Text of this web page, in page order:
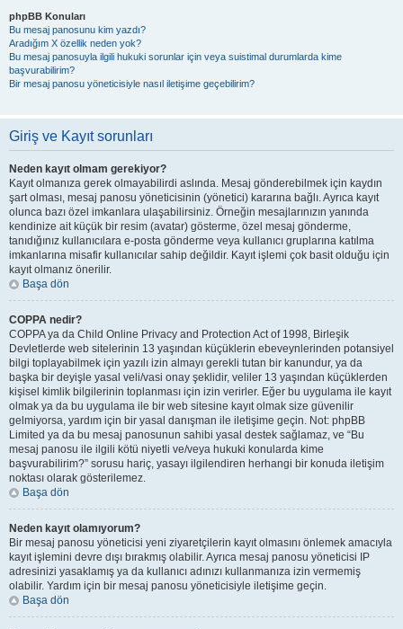
phpBB Konuları
Bu mesaj panosunu kim yazdı?
Aradığım X özellik neden yok?
Bu mesaj panosuyla ilgili hukuki sorunlar için veya suistimal durumlarda kime
başvurabilirim?
Bir mesaj panosu yöneticisiyle nasıl iletişime geçebilirim?
Giriş ve Kayıt sorunları
Neden kayıt olmam gerekiyor?
Kayıt olmanıza gerek olmayabilirdi aslında. Mesaj gönderebilmek için kaydın
şart olması, mesaj panosu yöneticisinin (yönetici) kararına bağlı. Ayrıca kayıt
olunca bazı özel imkanlara ulaşabilirsiniz. Örneğin mesajlarınızın yanında
kendinize ait küçük bir resim (avatar) gösterme, özel mesaj gönderme,
tanıdığınız kullanıcılara e-posta gönderme veya kullanıcı gruplarına katılma
imkanlarına misafir kullanıcılar sahip değildir. Kayıt işlemi çok basit olduğu için
kayıt olmanız önerilir.
Başa dön
COPPA nedir?
COPPA ya da Child Online Privacy and Protection Act of 1998, Birleşik
Devletlerde web sitelerinin 13 yaşından küçüklerin ebeveynlerinden potansiyel
bilgi toplayabilmek için yazılı izin almayı gerekli tutan bir kanundur, ya da
başka bir deyişle yasal veli/vasi onay şeklidir, veliler 13 yaşından küçüklerden
kişisel kimlik bilgilerinin toplanması için izin verirler. Eğer bu uygulama ile kayıt
olmak ya da bu uygulama ile bir web sitesine kayıt olmak size güvenilir
gelmiyorsa, yardım için bir yasal danışman ile iletişime geçin. Not: phpBB
Limited ya da bu mesaj panosunun sahibi yasal destek sağlamaz, ve “Bu
mesaj panosu ile ilgili kötü niyetli ve/veya hukuki konularda kime
başvurabilirim?” sorusu hariç, yasayı ilgilendiren herhangi bir konuda iletişim
noktası olarak gösterilemez.
Başa dön
Neden kayıt olamıyorum?
Bir mesaj panosu yöneticisi yeni ziyaretçilerin kayıt olmasını önlemek amacıyla
kayıt işlemini devre dışı bırakmış olabilir. Ayrıca mesaj panosu yöneticisi IP
adresinizi yasaklamış ya da kullanıcı adınızı kullanmanıza izin vermemiş
olabilir. Yardım için bir mesaj panosu yöneticisiyle iletişime geçin.
Başa dön